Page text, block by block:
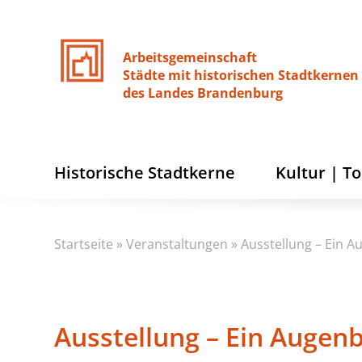
Arbeitsgemeinschaft
Städte mit historischen Stadtkernen
des Landes Brandenburg
Historische Stadtkerne Kultur |
Startseite »Veranstaltungen »Ausstellung – Ein
Ausstellung – Ein